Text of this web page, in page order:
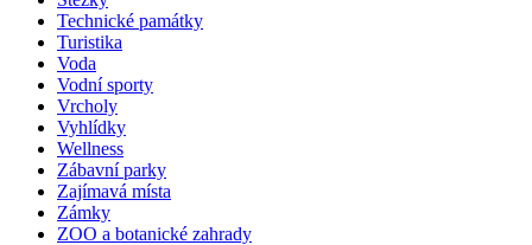
Technické památky
Turistika
Voda
Vodní sporty
Vrcholy
Vyhlídky
Wellness
Zábavní parky
Zajímavá místa
Zámky
ZOO a botanické zahrady